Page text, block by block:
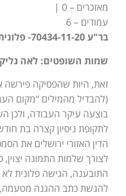
מאזכרים – 0 |
עמודים – 6
בר"ע 70434-11-20- פלונית נגד אלמונית
שמות השופטים: לאה
זאת, היות שהפסיקה פירשה
(להבדיל מהמילים "מקום
בוצעה עיקר העבודה, ולכן
לתקופת ניסיון קצרה בת
לצורך שלמות התמונה
להגשת כתב ההגנה מטעמה,